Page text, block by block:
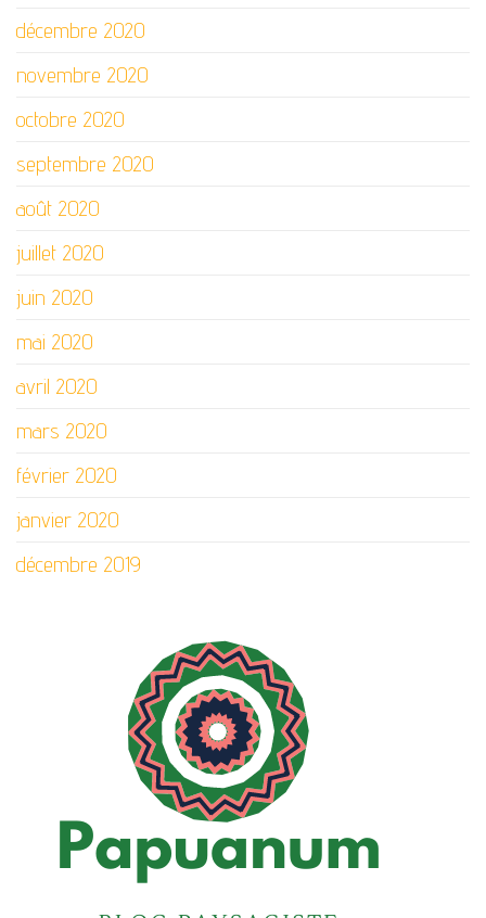
décembre 2020
novembre 2020
octobre 2020
septembre 2020
août 2020
juillet 2020
juin 2020
mai 2020
avril 2020
mars 2020
février 2020
janvier 2020
décembre 2019